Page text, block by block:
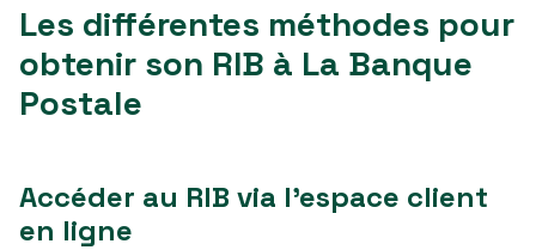
Les différentes méthodes pour
obtenir son RIB à La Banque
Postale
Accéder au RIB via l’espace client
en ligne